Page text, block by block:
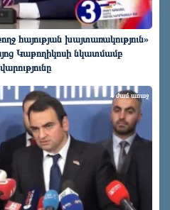
հայության խայտառակություն»
Կաթողիկոսի նկատմամբ
4 ժամ առաջ